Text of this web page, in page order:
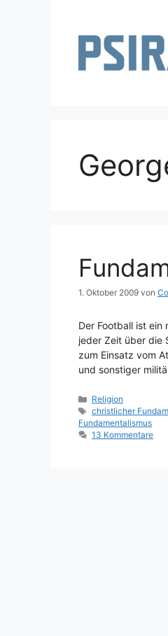
1. Oktober 2009 von
Der Football ist
jeder Zeit über die
zum Einsatz vom
und sonstiger
Kategorien
Religion
Schlagwörter
christlicher
Fundamentalismus
13 Kommentare